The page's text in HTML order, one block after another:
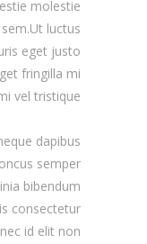
molestie
luctus
eget justo
fringilla mi.
vel tristique.
dapibus
semper
bibendum
consectetur
id elit non